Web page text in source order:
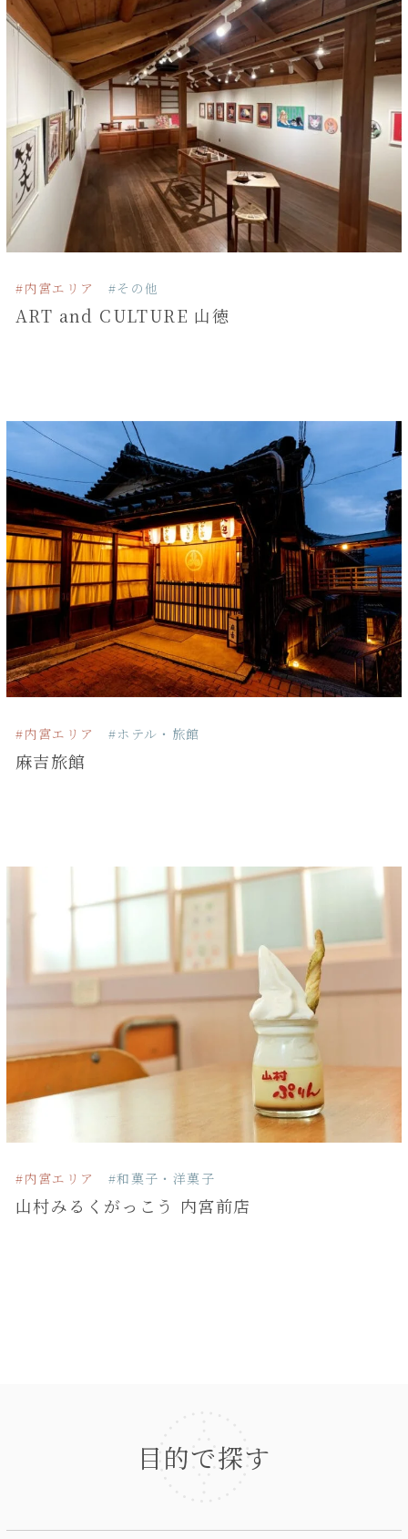
#内宮エリア #その他
ART and CULTURE 山徳
#内宮エリア #ホテル・旅館
麻吉旅館
#内宮エリア #和菓子・洋菓子
山村みるくがっこう 内宮前店
目的で探す